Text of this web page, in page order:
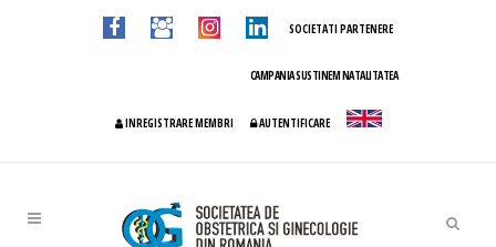
SOCIETATI PARTENERE
CAMPANIA SUSTINEM NATALITATEA
INREGISTRARE MEMBRI AUTENTIFICARE